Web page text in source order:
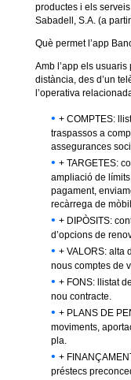
productes i els
Sabadell, S.A. (a
Què permet l’app
Amb l’app els
distància, des d’un
l’operativa
+ COMPTES:
traspassos a
assegurances
+ TARGETES:
ampliació de
pagament,
recàrrega de
+ DIPÒSITS:
d’opcions de
+ VALORS: alta
nous comptes de
+ FONS: llistat
nou contracte.
+ PLANS DE
moviments,
pla.
+
préstecs